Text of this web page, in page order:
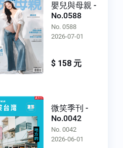
嬰兒與母親 -
No.0588
No. 0588
2026-07-01
$ 158 元
微笑季刊 -
No.0042
No. 0042
2026-06-01